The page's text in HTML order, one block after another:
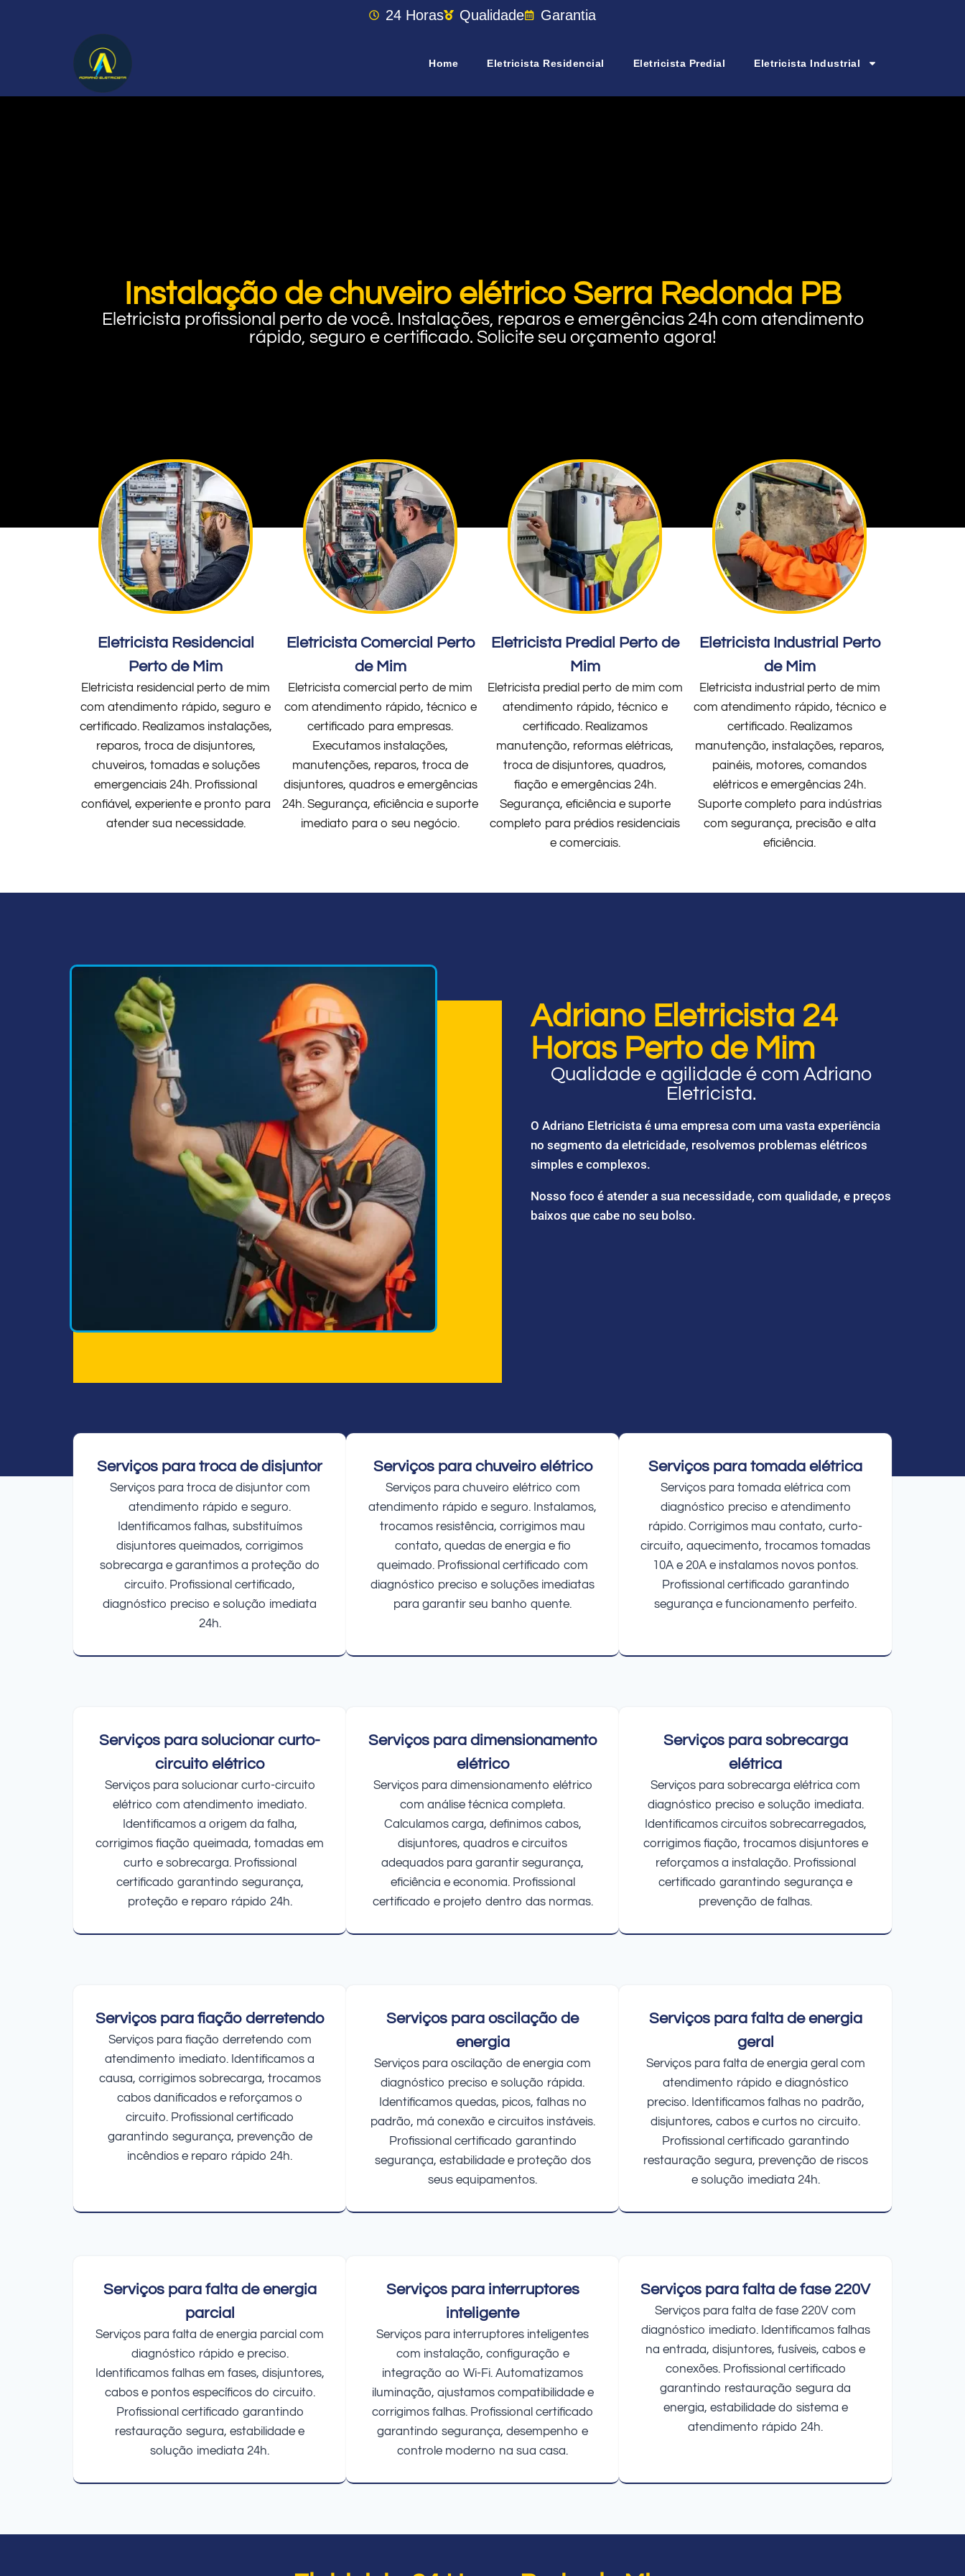
24 Horas Qualidade Garantia
Home Eletricista Residencial Eletricista Predial Eletricista Industrial
Instalação de chuveiro elétrico Serra Redonda PB
Eletricista profissional perto de você. Instalações, reparos e emergências 24h com atendimento
rápido, seguro e certificado. Solicite seu orçamento agora!
Eletricista Residencial
Perto de Mim
Eletricista residencial perto de mim
com atendimento rápido, seguro e
certificado. Realizamos instalações,
reparos, troca de disjuntores,
chuveiros, tomadas e soluções
emergenciais 24h. Profissional
confiável, experiente e pronto para
atender sua necessidade.
Eletricista Comercial Perto
de Mim
Eletricista comercial perto de mim
com atendimento rápido, técnico e
certificado para empresas.
Executamos instalações,
manutenções, reparos, troca de
disjuntores, quadros e emergências
24h. Segurança, eficiência e suporte
imediato para o seu negócio.
Eletricista Predial Perto de
Mim
Eletricista predial perto de mim com
atendimento rápido, técnico e
certificado. Realizamos
manutenção, reformas elétricas,
troca de disjuntores, quadros,
fiação e emergências 24h.
Segurança, eficiência e suporte
completo para prédios residenciais
e comerciais.
Eletricista Industrial Perto
de Mim
Eletricista industrial perto de mim
com atendimento rápido, técnico e
certificado. Realizamos
manutenção, instalações, reparos,
painéis, motores, comandos
elétricos e emergências 24h.
Suporte completo para indústrias
com segurança, precisão e alta
eficiência.
Adriano Eletricista 24
Horas Perto de Mim
Qualidade e agilidade é com Adriano
Eletricista.
O Adriano Eletricista é uma empresa com uma vasta experiência
no segmento da eletricidade, resolvemos problemas elétricos
simples e complexos.
Nosso foco é atender a sua necessidade, com qualidade, e preços
baixos que cabe no seu bolso.
Serviços para troca de disjuntor
Serviços para troca de disjuntor com
atendimento rápido e seguro.
Identificamos falhas, substituímos
disjuntores queimados, corrigimos
sobrecarga e garantimos a proteção do
circuito. Profissional certificado,
diagnóstico preciso e solução imediata
24h.
Serviços para chuveiro elétrico
Serviços para chuveiro elétrico com
atendimento rápido e seguro. Instalamos,
trocamos resistência, corrigimos mau
contato, quedas de energia e fio
queimado. Profissional certificado com
diagnóstico preciso e soluções imediatas
para garantir seu banho quente.
Serviços para tomada elétrica
Serviços para tomada elétrica com
diagnóstico preciso e atendimento
rápido. Corrigimos mau contato, curto-
circuito, aquecimento, trocamos tomadas
10A e 20A e instalamos novos pontos.
Profissional certificado garantindo
segurança e funcionamento perfeito.
Serviços para solucionar curto-
circuito elétrico
Serviços para solucionar curto-circuito
elétrico com atendimento imediato.
Identificamos a origem da falha,
corrigimos fiação queimada, tomadas em
curto e sobrecarga. Profissional
certificado garantindo segurança,
proteção e reparo rápido 24h.
Serviços para dimensionamento
elétrico
Serviços para dimensionamento elétrico
com análise técnica completa.
Calculamos carga, definimos cabos,
disjuntores, quadros e circuitos
adequados para garantir segurança,
eficiência e economia. Profissional
certificado e projeto dentro das normas.
Serviços para sobrecarga
elétrica
Serviços para sobrecarga elétrica com
diagnóstico preciso e solução imediata.
Identificamos circuitos sobrecarregados,
corrigimos fiação, trocamos disjuntores e
reforçamos a instalação. Profissional
certificado garantindo segurança e
prevenção de falhas.
Serviços para fiação derretendo
Serviços para fiação derretendo com
atendimento imediato. Identificamos a
causa, corrigimos sobrecarga, trocamos
cabos danificados e reforçamos o
circuito. Profissional certificado
garantindo segurança, prevenção de
incêndios e reparo rápido 24h.
Serviços para oscilação de
energia
Serviços para oscilação de energia com
diagnóstico preciso e solução rápida.
Identificamos quedas, picos, falhas no
padrão, má conexão e circuitos instáveis.
Profissional certificado garantindo
segurança, estabilidade e proteção dos
seus equipamentos.
Serviços para falta de energia
geral
Serviços para falta de energia geral com
atendimento rápido e diagnóstico
preciso. Identificamos falhas no padrão,
disjuntores, cabos e curtos no circuito.
Profissional certificado garantindo
restauração segura, prevenção de riscos
e solução imediata 24h.
Serviços para falta de energia
parcial
Serviços para falta de energia parcial com
diagnóstico rápido e preciso.
Identificamos falhas em fases, disjuntores,
cabos e pontos específicos do circuito.
Profissional certificado garantindo
restauração segura, estabilidade e
solução imediata 24h.
Serviços para interruptores
inteligente
Serviços para interruptores inteligentes
com instalação, configuração e
integração ao Wi-Fi. Automatizamos
iluminação, ajustamos compatibilidade e
corrigimos falhas. Profissional certificado
garantindo segurança, desempenho e
controle moderno na sua casa.
Serviços para falta de fase 220V
Serviços para falta de fase 220V com
diagnóstico imediato. Identificamos falhas
na entrada, disjuntores, fusíveis, cabos e
conexões. Profissional certificado
garantindo restauração segura da
energia, estabilidade do sistema e
atendimento rápido 24h.